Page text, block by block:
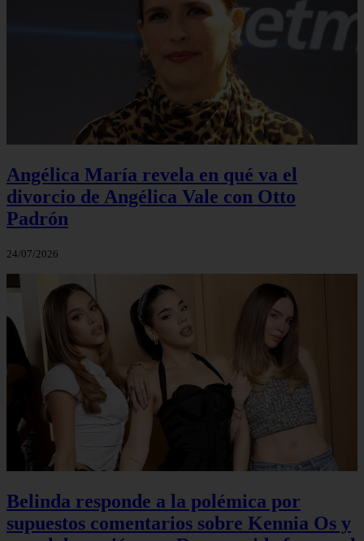
Angélica María revela en qué va el
divorcio de Angélica Vale con Otto
Padrón
24/07/2026
Belinda responde a la polémica por
supuestos comentarios sobre Kennia Os y